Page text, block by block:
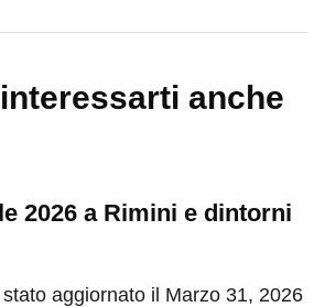
anche
2026 a Rimini e dintorni
aggiornato il Marzo 31, 2026